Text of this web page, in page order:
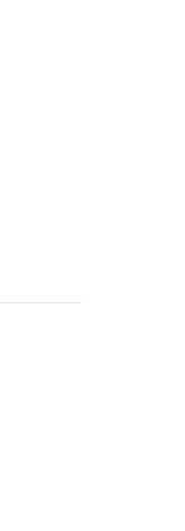
choisies sur la